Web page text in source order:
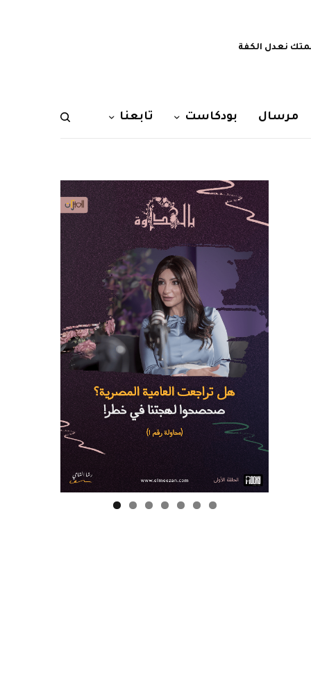
نعدل الكفة
مرسال بودكاست تابعنا